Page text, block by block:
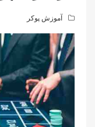
آموزش پوکر